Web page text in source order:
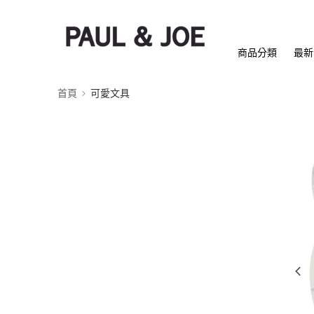
商品分類 最
首頁 可愛文具